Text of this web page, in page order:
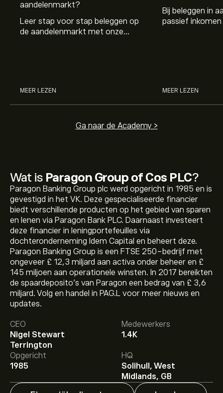
Wat is Paragon Group of Cos PLC?
Paragon Banking Group plc werd opgericht in 1985 en is
gevestigd in het VK. Deze gespecialiseerde financier
biedt verschillende producten op het gebied van sparen
en lenen via Paragon Bank PLC. Daarnaast investeert
deze financier in leningportefeuilles via
dochteronderneming Idem Capital en beheert deze.
Paragon Banking Group is een FTSE 250-bedrijf met
ongeveer £ 12,3 miljard aan activa onder beheer en £
145 miljoen aan operationele winsten. In 2017 bereikten
de spaardeposito's van Paragon een bedrag van £ 3,6
miljard. Volg en handel in PAG.L voor meer nieuws en
updates.
CEO
Nigel Stewart
Terrington
Medewerkers
1.4K
Opgericht
1985
HQ
Solihull, West
Midlands, GB
aandelenmarkt?
Leer stap voor stap beleggen op
de aandelenmarkt met onze
MEER LEZEN
Bij beleggen in
passief
MEER LEZEN
Ga naar de Academy >
De huidige koers van PAG.L is 827.50‎p‎.
Het gemiddelde koersdoel voor Paragon Group of Cos
PLC is 827.50‎p‎.
bij eToro voor gedetailleerde
analistenvoorspellingen en koersdoelen.